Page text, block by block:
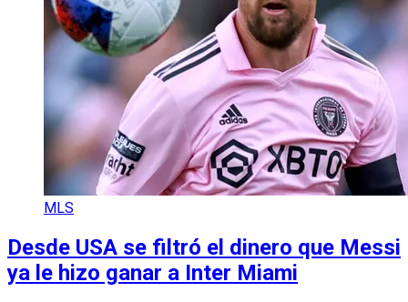
MLS
Desde USA se filtró el dinero que Messi
ya le hizo ganar a Inter Miami